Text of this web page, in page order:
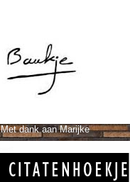
Met dank aan Marijke